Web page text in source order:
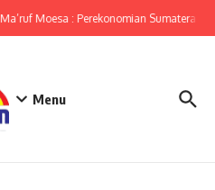
Moesa : Perekonomian Sumatera
Menu